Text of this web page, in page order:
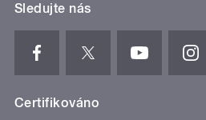
Sledujte nás
Certifikováno